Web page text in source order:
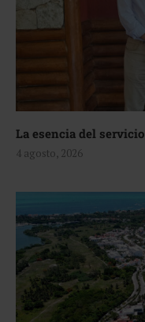
La esencia del servicio
4 agosto, 2026